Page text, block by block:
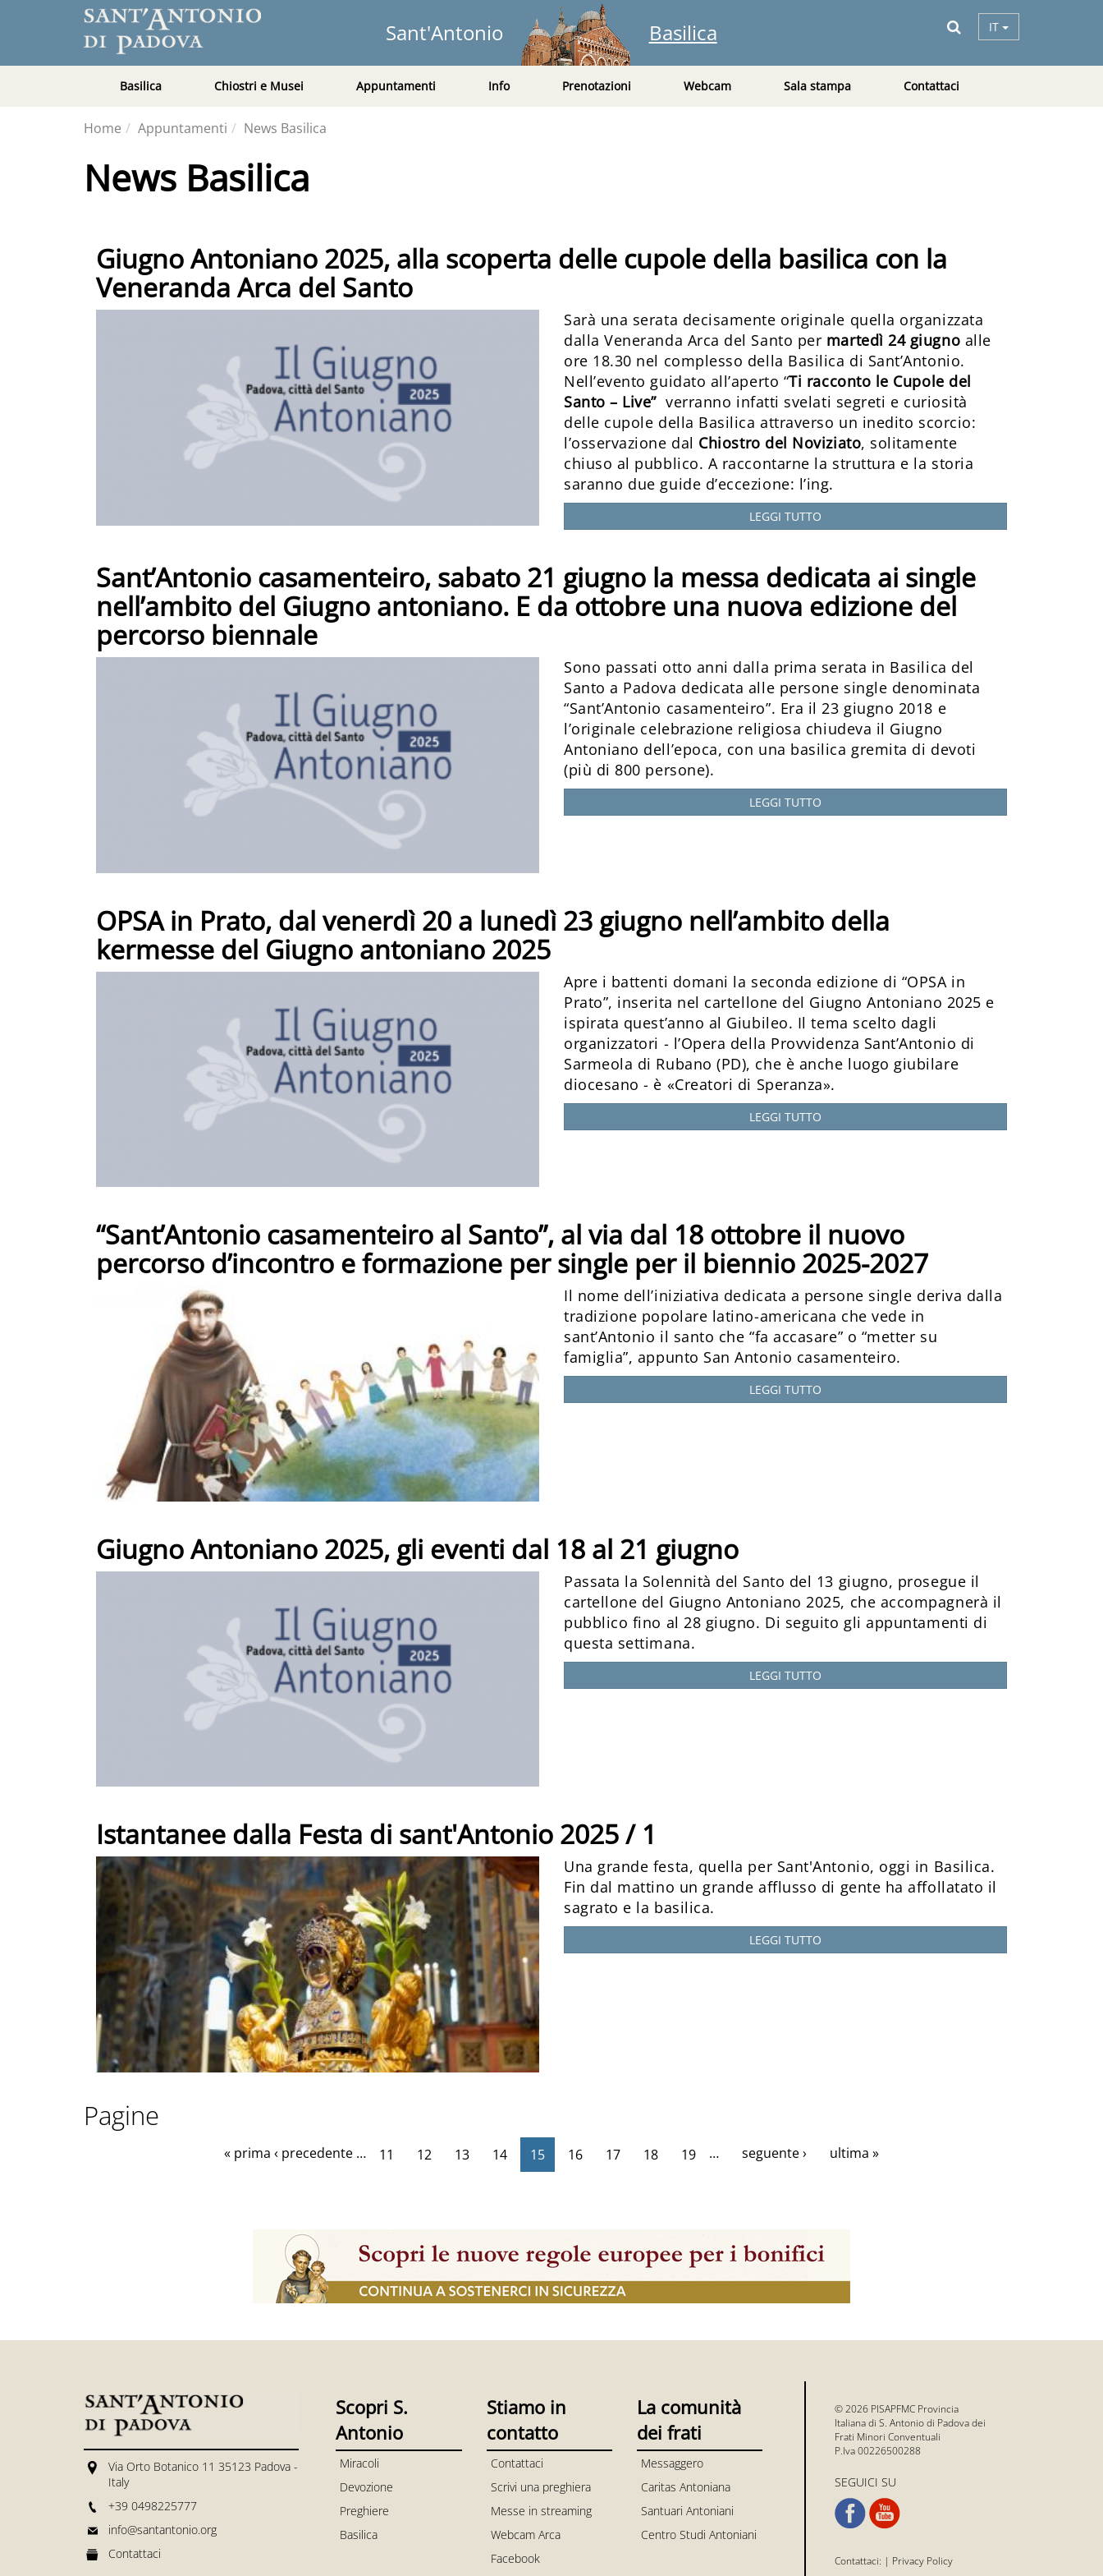
Sant'Antonio Basilica IT
Basilica Chiostri e Musei Appuntamenti Info Prenotazioni Webcam Sala stampa Contattaci
Home Appuntamenti News Basilica
News Basilica
Giugno Antoniano 2025, alla scoperta delle cupole della basilica con la
Veneranda Arca del Santo
Sarà una serata decisamente originale quella organizzata
dalla Veneranda Arca del Santo per martedì 24 giugno alle
ore 18.30 nel complesso della Basilica di Sant’Antonio.
Nell’evento guidato all’aperto “Ti racconto le Cupole del
Santo – Live”verranno infatti svelati segreti e curiosità
delle cupole della Basilica attraverso un inedito scorcio:
l’osservazione dal Chiostro del Noviziato, solitamente
chiuso al pubblico. A raccontarne la struttura e la storia
saranno due guide d’eccezione: l’ing.
LEGGI TUTTO
Sant’Antonio casamenteiro, sabato 21 giugno la messa dedicata ai single
nell’ambito del Giugno antoniano. E da ottobre una nuova edizione del
percorso biennale
Sono passati otto anni dalla prima serata in Basilica del
Santo a Padova dedicata alle persone single denominata
“Sant’Antonio casamenteiro”. Era il 23 giugno 2018 e
l’originale celebrazione religiosa chiudeva il Giugno
Antoniano dell’epoca, con una basilica gremita di devoti
(più di 800 persone).
LEGGI TUTTO
OPSA in Prato, dal venerdì 20 a lunedì 23 giugno nell’ambito della
kermesse del Giugno antoniano 2025
Apre i battenti domani la seconda edizione di “OPSA in
Prato”, inserita nel cartellone del Giugno Antoniano 2025 e
ispirata quest’anno al Giubileo. Il tema scelto dagli
organizzatori - l’Opera della Provvidenza Sant’Antonio di
Sarmeola di Rubano (PD), che è anche luogo giubilare
diocesano - è «Creatori di Speranza».
LEGGI TUTTO
“Sant’Antonio casamenteiro al Santo”, al via dal 18 ottobre il nuovo
percorso d’incontro e formazione per single per il biennio 2025-2027
Il nome dell’iniziativa dedicata a persone single deriva dalla
tradizione popolare latino-americana che vede in
sant’Antonio il santo che “fa accasare” o “metter su
famiglia”, appunto San Antonio casamenteiro.
LEGGI TUTTO
Giugno Antoniano 2025, gli eventi dal 18 al 21 giugno
Passata la Solennità del Santo del 13 giugno, prosegue il
cartellone del Giugno Antoniano 2025, che accompagnerà il
pubblico fino al 28 giugno. Di seguito gli appuntamenti di
questa settimana.
LEGGI TUTTO
Istantanee dalla Festa di sant'Antonio 2025 / 1
Una grande festa, quella per Sant'Antonio, oggi in Basilica.
Fin dal mattino un grande afflusso di gente ha affollatato il
sagrato e la basilica.
LEGGI TUTTO
Pagine
« prima ‹ precedente … 11 12 13 14 15 16 17 18 19 … seguente › ultima »
Via Orto Botanico 11 35123 Padova -
Italy
+39 0498225777
info@santantonio.org
Contattaci
Scopri S.
Antonio
Miracoli
Devozione
Preghiere
Basilica
Stiamo in
contatto
Contattaci
Scrivi una preghiera
Messe in streaming
Webcam Arca
Facebook
La comunità
dei frati
Messaggero
Caritas Antoniana
Santuari Antoniani
Centro Studi Antoniani
© 2026 PISAPFMC Provincia
Italiana di S. Antonio di Padova dei
Frati Minori Conventuali
P.Iva 00226500288
SEGUICI SU
Contattaci: | Privacy Policy